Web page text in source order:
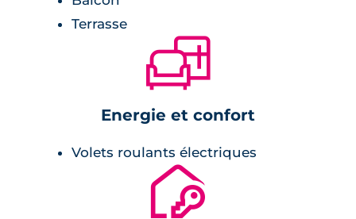
Terrasse
🛋
Energie et confort
Volets roulants électriques
🔐